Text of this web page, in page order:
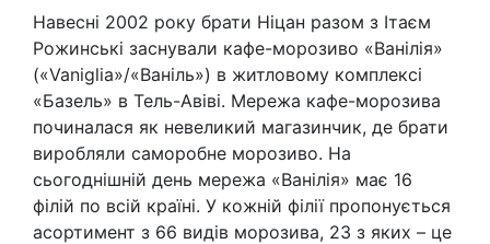
Навесні 2002 року брати Ніцан разом з Ітаєм
Рожинські заснували кафе-морозиво «Ванілія»
(«Vaniglia»/«Ваніль») в житловому комплексі
«Базель» в Тель-Авіві. Мережа кафе-морозива
починалася як невеликий магазинчик, де брати
виробляли саморобне морозиво. На
сьогоднішній день мережа «Ванілія» має 16
філій по всій країні. У кожній філії пропонується
асортимент з 66 видів морозива, 23 з яких – це